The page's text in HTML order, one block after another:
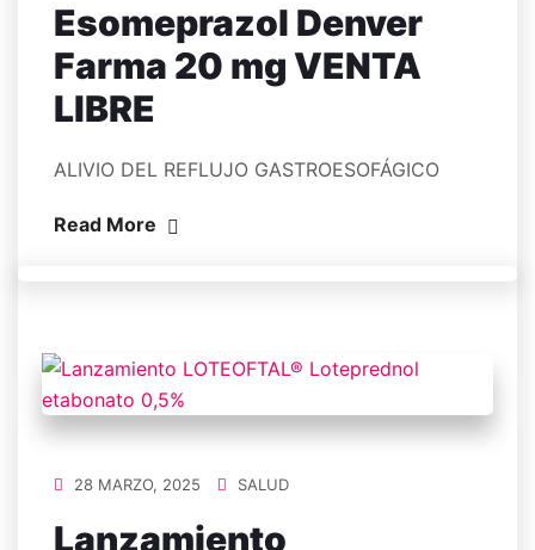
Esomeprazol Denver
Farma 20 mg VENTA
LIBRE
ALIVIO DEL REFLUJO GASTROESOFÁGICO
Read More
28 MARZO, 2025 SALUD
Lanzamiento